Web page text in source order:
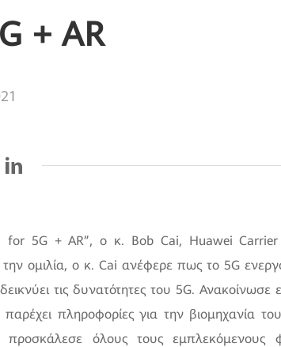
+ AR
5G + AR”, ο κ. Bob Cai, Huawei Carrier
ομιλία, ο κ. Cai ανέφερε πως το 5G
τις δυνατότητες του 5G. Ανακοίνωσε
πληροφορίες για την βιομηχανία
προσκάλεσε όλους τους εμπλεκόμενους